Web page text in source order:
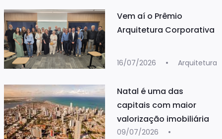
Vem aí o Prêmio
Arquitetura Corporativa
16/07/2026 Arquitetura
Natal é uma das
capitais com maior
valorização imobiliária
09/07/2026